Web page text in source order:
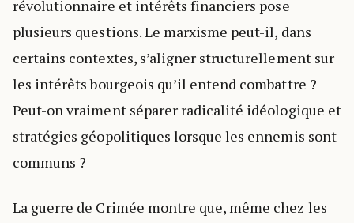
révolutionnaire et intérêts financiers pose
plusieurs questions. Le marxisme peut-il, dans
certains contextes, s’aligner structurellement sur
les intérêts bourgeois qu’il entend combattre ?
Peut-on vraiment séparer radicalité idéologique et
stratégies géopolitiques lorsque les ennemis sont
communs ?
La guerre de Crimée montre que, même chez les